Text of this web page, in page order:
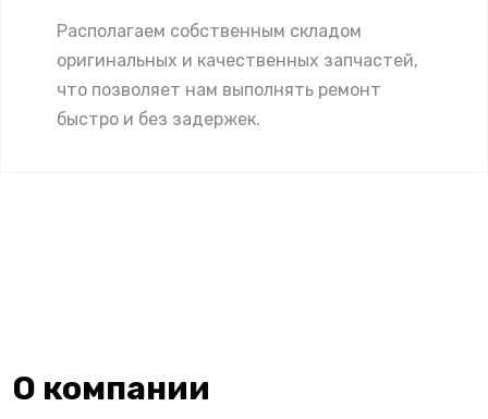
Располагаем собственным складом
оригинальных и качественных запчастей,
что позволяет нам выполнять ремонт
быстро и без задержек.
О компании